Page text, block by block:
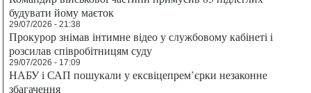
будувати йому маєток
29/07/2026 - 21:38
Прокурор знімав інтимне відео у службовому кабінеті і
розсилав співробітницям суду
29/07/2026 - 17:09
НАБУ і САП пошукали у ексвіцепрем’єрки незаконне
збагачення